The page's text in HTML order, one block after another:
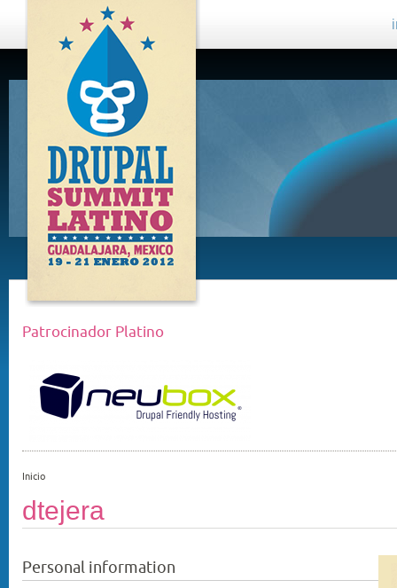
DRUPAL
SUMMIT
LATINO,
GUADALAJARA
2012
Patrocinador Platino
Inicio
dtejera
Personal information